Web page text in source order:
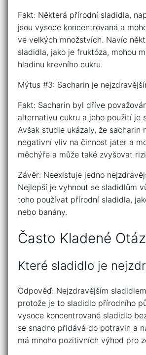
Fakt: Některá přírodní sladidla,
jsou vysoce koncentrovaná a
ve velkých množstvích. Navíc
sladidla, jako je fruktóza, mohou
hladinu krevního cukru.
Mýtus #3: Sacharin je
Fakt: Sacharin byl dříve
alternativu cukru a jeho použití je
Avšak studie ukázaly, že sacharin
negativní vliv na činnost jater a
měchýře a může také zvyšovat
Závěr: Neexistuje jedno
Nejlepší je vyhnout se sladidlům
toho používat přírodní sladidla,
nebo banány.
Často Kladené
Které sladidlo je
Odpověď: Nejzdravějším
protože je to sladidlo přírodního
vysoce koncentrované sladidlo
se snadno přidává do potravin a
má mnoho pozitivních výhod pro